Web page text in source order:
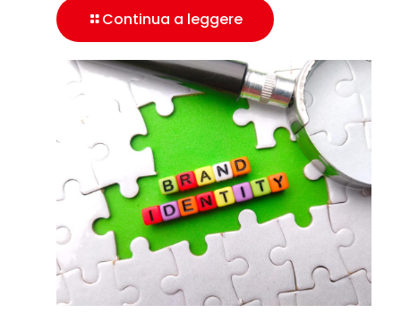
Continua a leggere